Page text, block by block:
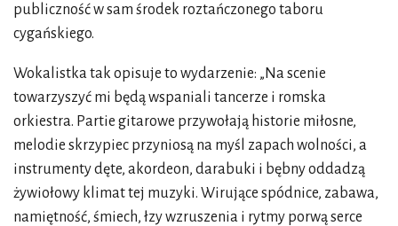
publiczność w sam środek roztańczonego taboru
cygańskiego.
Wokalistka tak opisuje to wydarzenie: „Na scenie
towarzyszyć mi będą wspaniali tancerze i romska
orkiestra. Partie gitarowe przywołają historie miłosne,
melodie skrzypiec przyniosą na myśl zapach wolności, a
instrumenty dęte, akordeon, darabuki i bębny oddadzą
żywiołowy klimat tej muzyki. Wirujące spódnice, zabawa,
namiętność, śmiech, łzy wzruszenia i rytmy porwą serce